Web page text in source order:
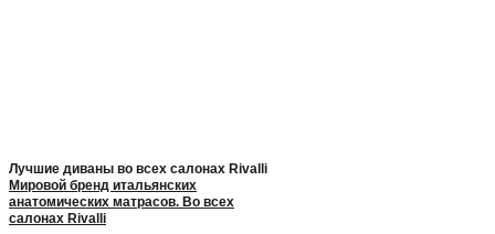
Лучшие диваны во всех салонах Rivalli
Мировой бренд итальянских
анатомических матрасов. Во всех
салонах Rivalli